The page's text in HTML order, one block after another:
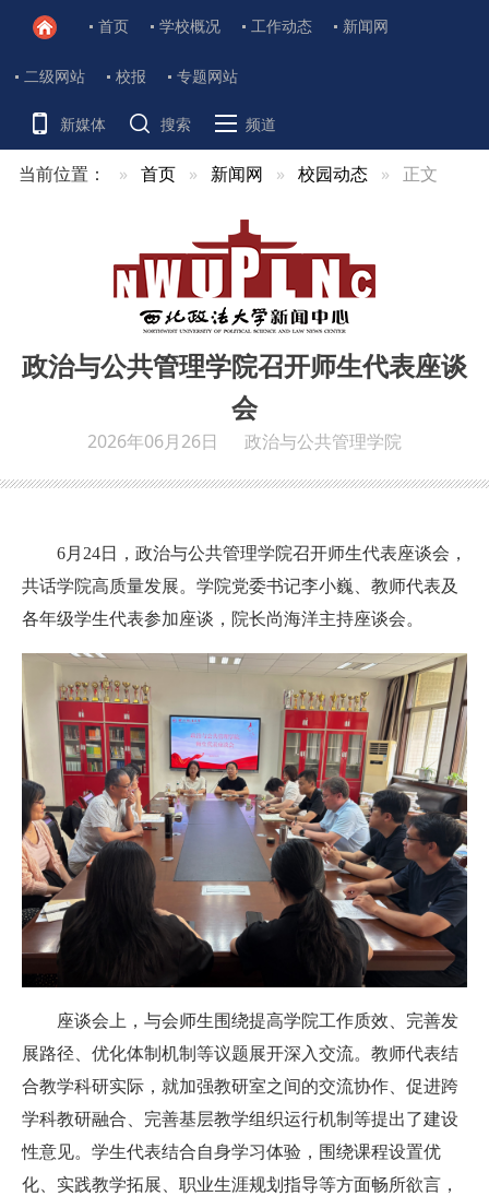
首页 学校概况 工作动态 新闻网
二级网站 校报 专题网站
新媒体 搜索 频道
当前位置： 首页 新闻网 校园动态 正文
政治与公共管理学院召开师生代表座谈
会
2026年06月26日 政治与公共管理学院
6月24日，政治与公共管理学院召开师生代表座谈会，
共话学院高质量发展。学院党委书记李小巍、教师代表及
各年级学生代表参加座谈，院长尚海洋主持座谈会。
座谈会上，与会师生围绕提高学院工作质效、完善发
展路径、优化体制机制等议题展开深入交流。教师代表结
合教学科研实际，就加强教研室之间的交流协作、促进跨
学科教研融合、完善基层教学组织运行机制等提出了建设
性意见。学生代表结合自身学习体验，围绕课程设置优
化、实践教学拓展、职业生涯规划指导等方面畅所欲言，